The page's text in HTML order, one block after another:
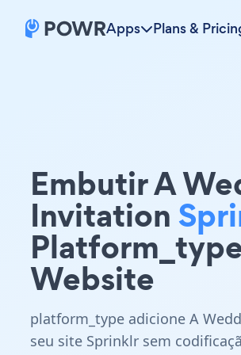
Apps Plans &
Embutir A
Invitation
Website
platform_type adicione A
seu site Sprinklr sem